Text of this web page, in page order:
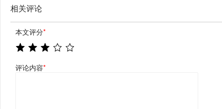
相关评论
本文评分*
评论内容*